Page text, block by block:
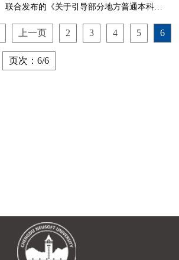
联合发布的《关于引导部分地方普通本科高
[2015]7号）；2016年3月，四川省教育厅 四
川省发展和改革委员会 四川省财政厅 四川
省经济和信息化委员会 四川省人力资源和
社会保障厅联合发布《关于引导部分地方普
上一页 2 3 4 5 6
页次：6/6